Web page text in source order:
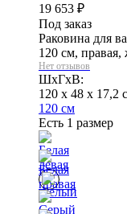
19 653 ₽
Под заказ
Раковина для
120 см,
Нет отзывов
ШхГхВ:
120 x 48 x 17,2
120 см
Есть 1 размер